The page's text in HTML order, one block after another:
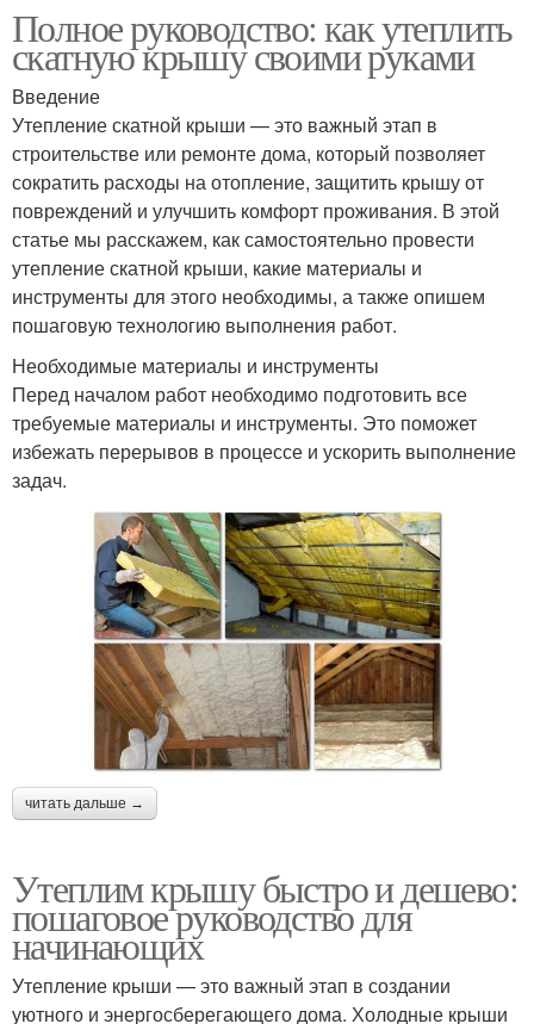
Полное руководство: как утеплить
скатную крышу своими руками
Введение
Утепление скатной крыши — это важный этап в
строительстве или ремонте дома, который позволяет
сократить расходы на отопление, защитить крышу от
повреждений и улучшить комфорт проживания. В этой
статье мы расскажем, как самостоятельно провести
утепление скатной крыши, какие материалы и
инструменты для этого необходимы, а также опишем
пошаговую технологию выполнения работ.
Необходимые материалы и инструменты
Перед началом работ необходимо подготовить все
требуемые материалы и инструменты. Это поможет
избежать перерывов в процессе и ускорить выполнение
задач.
читать дальше →
Утеплим крышу быстро и дешево:
пошаговое руководство для
начинающих
Утепление крыши — это важный этап в создании
уютного и энергосберегающего дома. Холодные крыши